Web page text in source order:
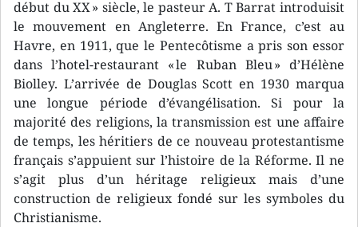
début du XX » siècle, le pasteur A. T Barrat introduisit
le mouvement en Angleterre. En France, c’est au
Havre, en 1911, que le Pentecôtisme a pris son essor
dans l’hotel-restaurant « le Ruban Bleu » d’Hélène
Biolley. L’arrivée de Douglas Scott en 1930 marqua
une longue période d’évangélisation. Si pour la
majorité des religions, la transmission est une affaire
de temps, les héritiers de ce nouveau protestantisme
français s’appuient sur l’histoire de la Réforme. Il ne
s’agit plus d’un héritage religieux mais d’une
construction de religieux fondé sur les symboles du
Christianisme.